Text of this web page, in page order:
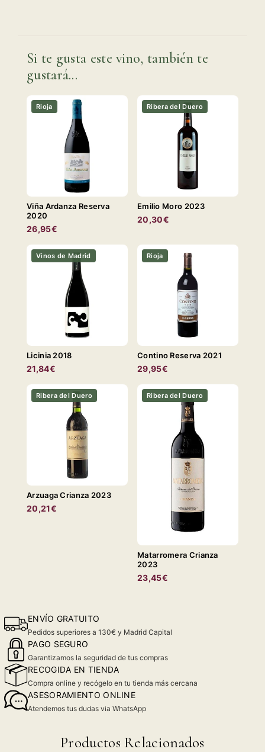
Si te gusta este vino, también te
gustará...
Rioja
Viña Ardanza Reserva
2020
26,95€
Ribera del Duero
Emilio Moro 2023
20,30€
Vinos de Madrid
Licinia 2018
21,84€
Rioja
Contino Reserva 2021
29,95€
Ribera del Duero
Arzuaga Crianza 2023
20,21€
Ribera del Duero
Matarromera Crianza
2023
23,45€
ENVÍO GRATUITO
Pedidos superiores a 130€ y Madrid Capital
PAGO SEGURO
Garantizamos la seguridad de tus compras
RECOGIDA EN TIENDA
Compra online y recógelo en tu tienda más cercana
ASESORAMIENTO ONLINE
Atendemos tus dudas via WhatsApp
Productos Relacionados